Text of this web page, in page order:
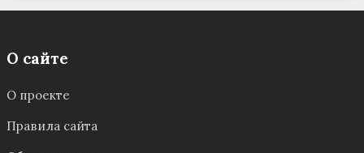
О сайте
О проекте
Правила сайта